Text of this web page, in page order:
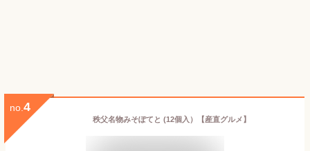
no. 4
秩父名物みそぽてと (12個入）【産直グルメ】